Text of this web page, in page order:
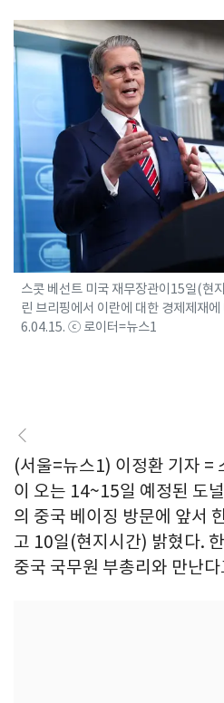
스콧 베선트 미국 재무장관이15일(현
린 브리핑에서 이란에 대한 경제제재
6.04.15. ⓒ 로이터=뉴스1
(서울=뉴스1) 이정환 기자 =
이 오는 14~15일 예정된 도
의 중국 베이징 방문에 앞서
고 10일(현지시간) 밝혔다.
중국 국무원 부총리와 만난